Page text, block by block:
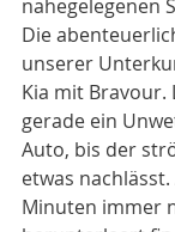
nahegelegenen
Die
unserer
Kia mit Bravour.
gerade ein
Auto, bis der
etwas
Minuten immer